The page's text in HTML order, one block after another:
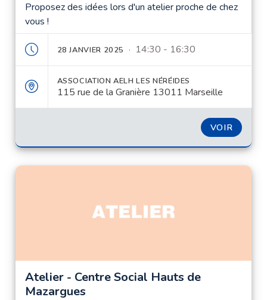
Proposez des idées lors d'un atelier proche de chez
vous !
28 JANVIER 2025 · 14:30 - 16:30
ASSOCIATION AELH LES NÉRÉIDES
115 rue de la Granière 13011 Marseille
VOIR
Atelier - Centre Social Hauts de
Mazargues